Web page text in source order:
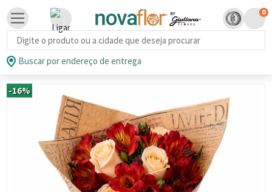
Busca de produtos
0
Buscar por endereço de entrega
-16%